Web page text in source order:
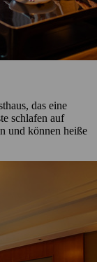
das eine
schlafen auf
und können heiße